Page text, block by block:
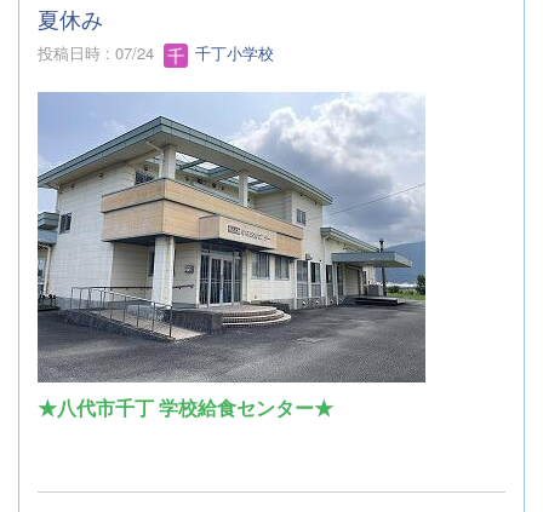
夏休み
投稿日時 : 07/24 千丁小学校
★八代市千丁 学校給食センター★